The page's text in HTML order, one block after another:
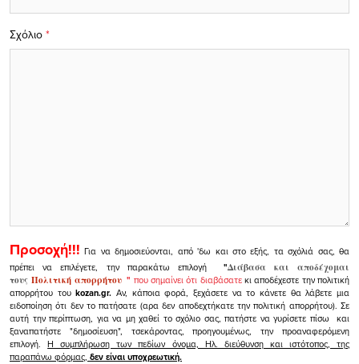
Σχόλιο *
Προσοχή!!! Για να δημοσιεύονται, από 'δω και στο εξής, τα σχόλιά σας, θα
πρέπει να επιλέγετε, την παρακάτω επιλογή
"Διάβασα και αποδέχομαι
τουςΠολιτική απορρήτου" που σημαίνει ότι διαβάσατεκι αποδέχεστε την πολιτική
απορρήτου τουkozan.gr. Αν, κάποια φορά, ξεχάσετε να το κάνετε θα λάβετε μια
ειδοποίηση ότι δεν το πατήσατε (αρα δεν αποδεχτήκατε την πολιτική απορρήτου). Σε
αυτή την περίπτωση, για να μη χαθεί το σχόλιο σας, πατήστε να γυρίσετε πίσω και
ξαναπατήστε "δημοσίευση", τσεκάροντας, προηγουμένως, την προαναφερόμενη
επιλογή.Η συμπλήρωση των πεδίων όνομα, Ηλ. διεύθυνση και ιστότοπος, της
παραπάνω φόρμας, δεν είναι υποχρεωτική.